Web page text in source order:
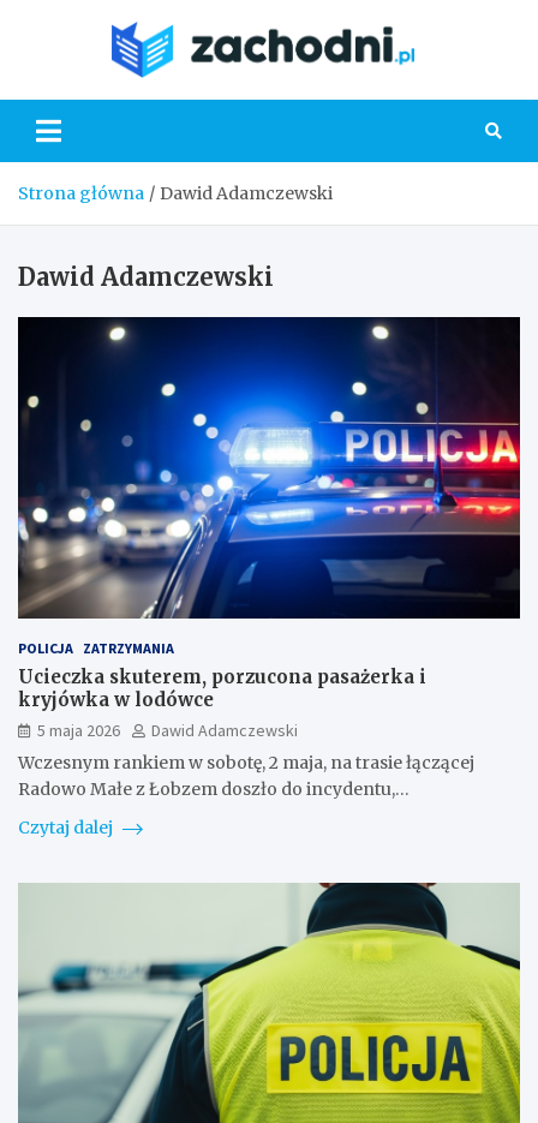
Strona główna Dawid Adamczewski
Dawid Adamczewski
POLICJA ZATRZYMANIA
Ucieczka skuterem, porzucona pasażerka i
kryjówka w lodówce
5 maja 2026
Dawid Adamczewski
Wczesnym rankiem w sobotę, 2 maja, na trasie łączącej
Radowo Małe z Łobzem doszło do incydentu,…
Czytaj dalej